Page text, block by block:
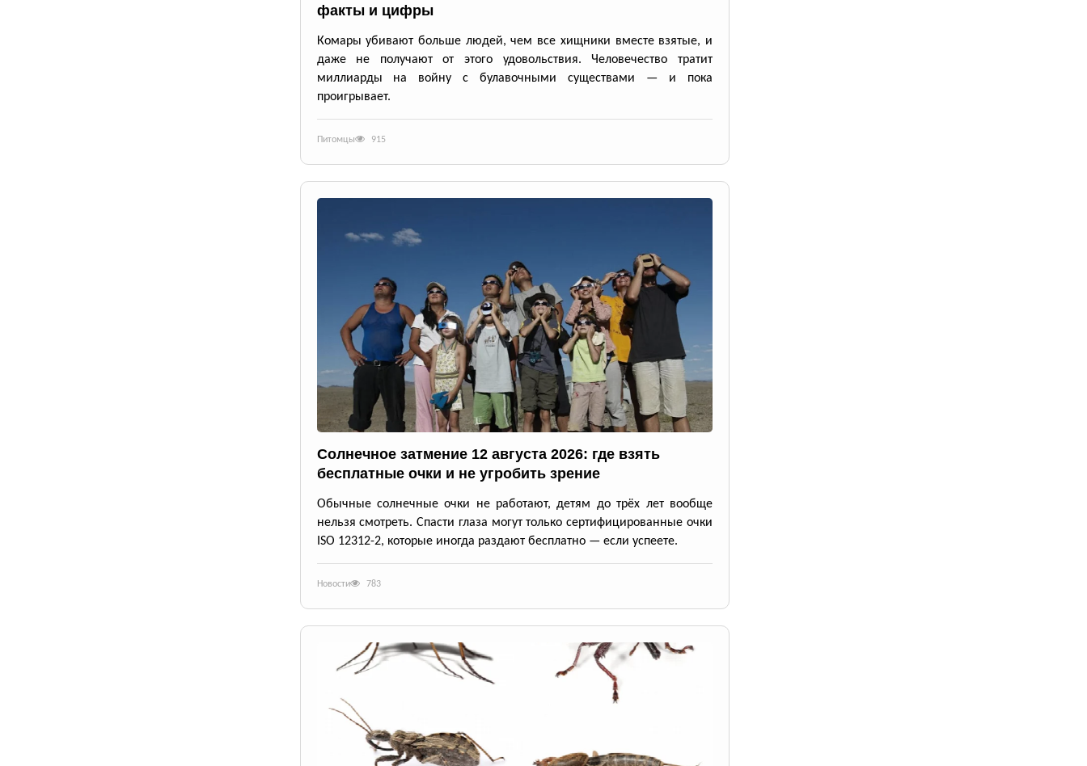
факты и цифры
Комары убивают больше людей, чем все хищники вместе взятые, и
даже не получают от этого удовольствия. Человечество тратит
миллиарды на войну с булавочными существами — и пока
проигрывает.
Питомцы 915
Солнечное затмение 12 августа 2026: где взять
бесплатные очки и не угробить зрение
Обычные солнечные очки не работают, детям до трёх лет вообще
нельзя смотреть. Спасти глаза могут только сертифицированные очки
ISO 12312-2, которые иногда раздают бесплатно — если успеете.
Новости 783